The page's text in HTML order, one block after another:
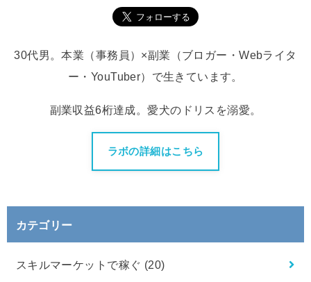
30代男。本業（事務員）×副業（ブロガー・Webライタ
ー・YouTuber）で生きています。
副業収益6桁達成。愛犬のドリスを溺愛。
ラボの詳細はこちら
カテゴリー
スキルマーケットで稼ぐ (20)